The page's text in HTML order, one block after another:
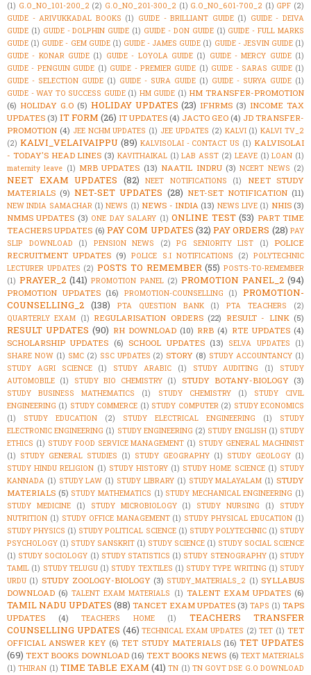
(1) G.O_NO_101-200_2 (2) G.O_NO_201-300_2 (1) G.O_NO_601-700_2 (1) GPF (2)
GUIDE - ARIVUKKADAL BOOKS (1) GUIDE - BRILLIANT GUIDE (1) GUIDE - DEIVA
GUIDE (1) GUIDE - DOLPHIN GUIDE (1) GUIDE - DON GUIDE (1) GUIDE - FULL MARKS
GUIDE (1) GUIDE - GEM GUIDE (1) GUIDE - JAMES GUIDE (1) GUIDE - JESVIN GUIDE (1)
GUIDE - KONAR GUIDE (1) GUIDE - LOYOLA GUIDE (1) GUIDE - MERCY GUIDE (1)
GUIDE - PENGUIN GUIDE (1) GUIDE - PREMIER GUIDE (1) GUIDE - SARAS GUIDE (1)
GUIDE - SELECTION GUIDE (1) GUIDE - SURA GUIDE (1) GUIDE - SURYA GUIDE (1)
GUIDE - WAY TO SUCCESS GUIDE (1) HM GUIDE (1) HM TRANSFER-PROMOTION
(6) HOLIDAY G.O (5) HOLIDAY UPDATES (23) IFHRMS (3) INCOME TAX
UPDATES (3) IT FORM (26) IT UPDATES (4) JACTO GEO (4) JD TRANSFER-
PROMOTION (4) JEE NCHM UPDATES (1) JEE UPDATES (2) KALVI (1) KALVI TV_2
(2) KALVI_VELAIVAIPPU (89) KALVISOLAI - CONTACT US (1) KALVISOLAI
- TODAY'S HEAD LINES (3) KAVITHAIKAL (1) LAB ASST (2) LEAVE (1) LOAN (1)
maternity leave (1) MRB UPDATES (13) NAATIL INDRU (3) NCERT NEWS (2)
NEET EXAM UPDATES (82) NEET NOTIFICATIONS (1)
NEET STUDY
MATERIALS (9) NET-SET UPDATES (28) NET-SET NOTIFICATION (11)
NEW INDIA SAMACHAR (1) NEWS (1) NEWS - INDIA (13) NEWS LIVE (1) NHIS (3)
NMMS UPDATES (3) ONE DAY SALARY (1) ONLINE TEST (53) PART TIME
TEACHERS UPDATES (6) PAY COM UPDATES (32) PAY ORDERS (28) PAY
SLIP DOWNLOAD
(1) PENSION NEWS (2) PG SENIORITY LIST (1)
POLICE
RECRUITMENT UPDATES (9) POLICE S.I NOTIFICATIONS (2) POLYTECHNIC
LECTURER UPDATES (2) POSTS TO REMEMBER (55) POSTS-TO-REMEMBER
(1) PRAYER_2 (141) PROMOTION PANEL (2) PROMOTION PANEL_2 (94)
PROMOTION UPDATES (16) PROMOTION-COUNSELLING (1)
PROMOTION-
COUNSELLING_2 (138) PTA QUESTION BANK (1) PTA TEACHERS
(2)
QUARTERLY EXAM (1) REGULARISATION ORDERS (22) RESULT - LINK (5)
RESULT UPDATES (90) RH DOWNLOAD (10) RRB (4) RTE UPDATES (4)
SCHOLARSHIP UPDATES (6) SCHOOL UPDATES (13) SELVA UPDATES
(1)
SHARE NOW (1) SMC (2) SSC UPDATES (2) STORY (8) STUDY ACCOUNTANCY (1)
STUDY AGRI SCIENCE
(1) STUDY ARABIC (1) STUDY AUDITING (1)
STUDY
AUTOMOBILE (1) STUDY BIO CHEMISTRY (1) STUDY BOTANY-BIOLOGY (3)
STUDY BUSINESS MATHEMATICS (1) STUDY CHEMISTRY (1)
STUDY CIVIL
ENGINEERING (1) STUDY COMMERCE (1) STUDY COMPUTER (2) STUDY ECONOMICS
(1)
STUDY EDUCATION (2) STUDY ELECTRICAL ENGINEERING (1)
STUDY
ELECTRONIC ENGINEERING (1) STUDY ENGINEERING (2) STUDY ENGLISH (1) STUDY
ETHICS (1) STUDY FOOD SERVICE MANAGEMENT (1) STUDY GENERAL MACHINIST
(1) STUDY GENERAL STUDIES (1) STUDY GEOGRAPHY (1) STUDY GEOLOGY (1)
STUDY HINDU RELIGION (1) STUDY HISTORY (1) STUDY HOME SCIENCE (1) STUDY
KANNADA (1) STUDY LAW (1) STUDY LIBRARY (1) STUDY MALAYALAM (1) STUDY
MATERIALS (5) STUDY MATHEMATICS (1) STUDY MECHANICAL ENGINEERING (1)
STUDY MEDICINE
(1) STUDY MICROBIOLOGY (1) STUDY NURSING (1)
STUDY
NUTRITION (1) STUDY OFFICE MANAGEMENT (1) STUDY PHYSICAL EDUCATION (1)
STUDY PHYSICS (1) STUDY POLITICAL SCIENCE (1) STUDY POLYTECHNIC (1) STUDY
PSYCHOLOGY (1) STUDY SANSKRIT (1) STUDY SCIENCE (1) STUDY SOCIAL SCIENCE
(1) STUDY SOCIOLOGY (1) STUDY STATISTICS (1) STUDY STENOGRAPHY (1) STUDY
TAMIL (1) STUDY TELUGU (1) STUDY TEXTILES (1) STUDY TYPE WRITING (1) STUDY
URDU (1) STUDY ZOOLOGY-BIOLOGY (3) STUDY_MATERIALS_2 (1) SYLLABUS
DOWNLOAD (6) TALENT EXAM MATERIALS (1) TALENT EXAM UPDATES (6)
TAMIL NADU UPDATES (88) TANCET EXAM UPDATES (3) TAPS (1) TAPS
UPDATES
(4) TEACHERS HOME (1)
TEACHERS TRANSFER
COUNSELLING UPDATES (46) TECHNICAL EXAM UPDATES (2) TET (1) TET
OFFICIAL ANSWER KEY (6) TET STUDY MATERIALS (16) TET UPDATES
(69) TEXT BOOKS DOWNLOAD (16) TEXT BOOKS NEWS (6) TEXT MATERIALS
(1) THIRAN (1) TIME TABLE EXAM (41) TN (1) TN GOVT DSE G.O DOWNLOAD